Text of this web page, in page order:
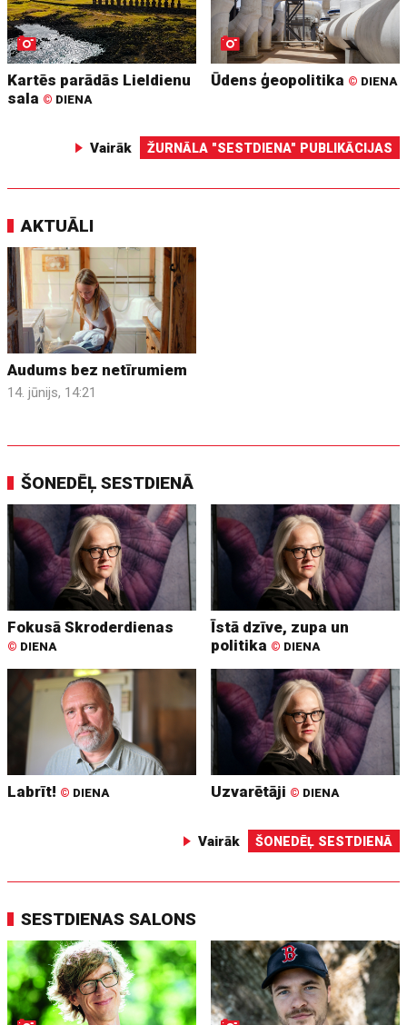
Kartēs parādās Lieldienu
sala © DIENA
Ūdens ģeopolitika © DIENA
Vairāk ŽURNĀLA "SESTDIENA" PUBLIKĀCIJAS
AKTUĀLI
Audums bez netīrumiem
14. jūnijs, 14:21
ŠONEDĒĻ SESTDIENĀ
Fokusā Skroderdienas
© DIENA
Īstā dzīve, zupa un
politika © DIENA
Labrīt! © DIENA Uzvarētāji © DIENA
Vairāk ŠONEDĒĻ SESTDIENĀ
SESTDIENAS SALONS